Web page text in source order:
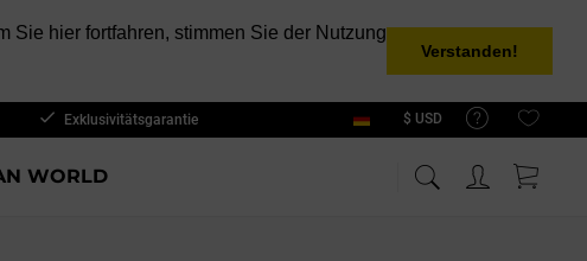
Sie hier fortfahren, stimmen Sie der Nutzung
Verstanden!
Deutsch
Exklusivitätsgarantie
WORLD